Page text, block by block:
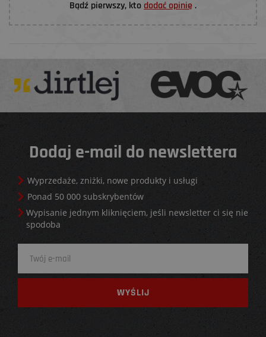
Bądź pierwszy, ktododać opinię .
Dodaj e-mail do newslettera
Wyprzedaże, zniżki, nowe produkty i usługi
Ponad 50 000 subskrybentów
Wypisanie jednym kliknięciem, jeśli newsletter ci się nie
spodoba